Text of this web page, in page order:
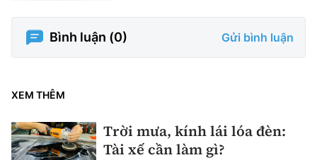
Bình luận (0) Gửi bình luận
XEM THÊM
Trời mưa, kính lái lóa đèn:
Tài xế cần làm gì?